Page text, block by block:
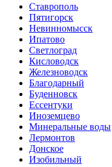
Ставрополь
Пятигорск
Невинномысск
Ипатово
Светлоград
Кисловодск
Железноводск
Благодарный
Буденновск
Ессентуки
Иноземцево
Минеральные воды
Лермонтов
Донское
Изобильный